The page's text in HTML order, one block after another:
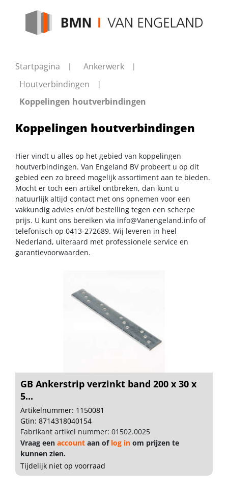
Startpagina
Ankerwerk
Houtverbindingen
Koppelingen houtverbindingen
Koppelingen houtverbindingen
Hier vindt u alles op het gebied van koppelingen
houtverbindingen. Van Engeland BV probeert u op dit
gebied een zo breed mogelijk assortiment aan te bieden.
Mocht er toch een artikel ontbreken, dan kunt u
natuurlijk altijd contact met ons opnemen voor een
vakkundig advies en/of bestelling tegen een scherpe
prijs. U kunt ons bereiken via info@Vanengeland.info of
telefonisch op 0413-272689. Wij leveren in heel
Nederland, uiteraard met professionele service en
garantievoorwaarden.
GB Ankerstrip verzinkt band 200 x 30 x
5...
Artikelnummer: 1150081
Gtin: 8714318040154
Fabrikant artikel nummer: 01502.0025
Vraag een account aan of log in om prijzen te
kunnen zien.
Tijdelijk niet op voorraad